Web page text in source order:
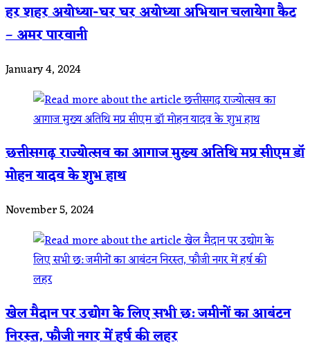
हर शहर अयोध्या-घर घर अयोध्या अभियान चलायेगा कैट
– अमर पारवानी
January 4, 2024
छत्तीसगढ़ राज्योत्सव का आगाज मुख्य अतिथि मप्र सीएम डॉ
मोहन यादव के शुभ हाथ
November 5, 2024
खेल मैदान पर उद्योग के लिए सभी छ: जमीनों का आबंटन
निरस्त, फौजी नगर में हर्ष की लहर